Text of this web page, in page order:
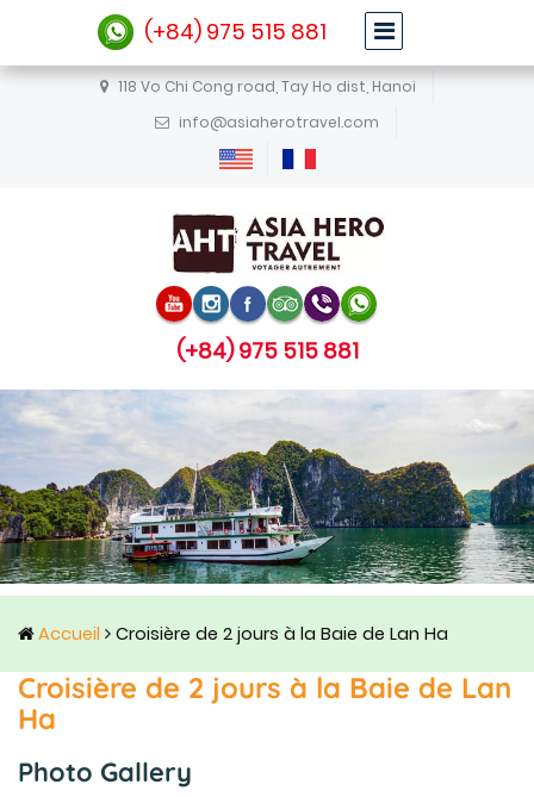
(+84) 975 515 881
118 Vo Chi Cong road, Tay Ho dist, Hanoi
info@asiaherotravel.com
(+84) 975 515 881
Accueil Croisière de 2 jours à la Baie de Lan Ha
Croisière de 2 jours à la Baie de Lan
Ha
Photo Gallery